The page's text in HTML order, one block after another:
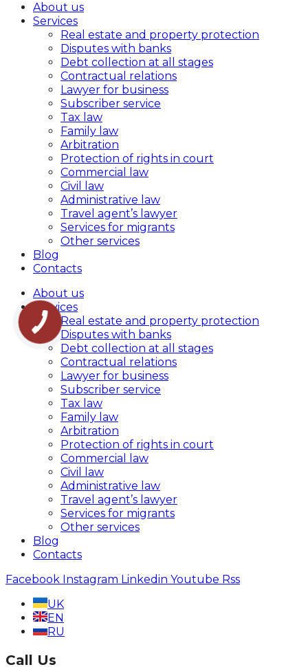
About us
Services
Real estate and property protection
Disputes with banks
Debt collection at all stages
Contractual relations
Lawyer for business
Subscriber service
Tax law
Family law
Arbitration
Protection of rights in court
Commercial law
Civil law
Administrative law
Travel agent’s lawyer
Services for migrants
Other services
Blog
Contacts
About us
Services
Real estate and property protection
Disputes with banks
Debt collection at all stages
Contractual relations
Lawyer for business
Subscriber service
Tax law
Family law
Arbitration
Protection of rights in court
Commercial law
Civil law
Administrative law
Travel agent’s lawyer
Services for migrants
Other services
Blog
Contacts
Facebook Instagram Linkedin Youtube Rss
UK
EN
RU
Call Us